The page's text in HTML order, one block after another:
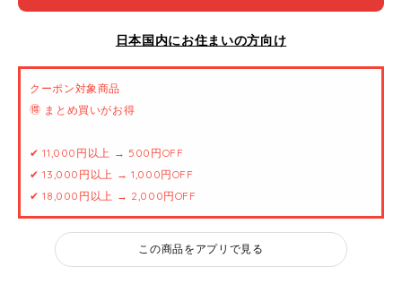
日本国内にお住まいの方向け
クーポン対象商品
🉐 まとめ買いがお得
✔ 11,000円以上 → 500円OFF
✔ 13,000円以上 → 1,000円OFF
✔ 18,000円以上 → 2,000円OFF
この商品をアプリで見る